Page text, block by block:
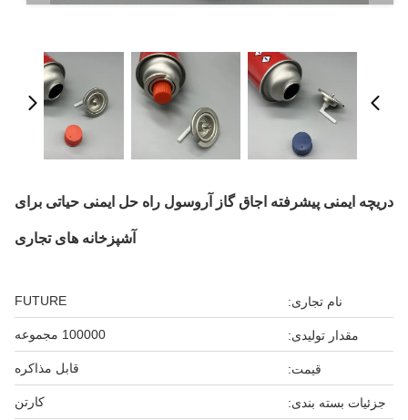
دریچه ایمنی پیشرفته اجاق گاز آروسول راه حل ایمنی حیاتی برای
آشپزخانه های تجاری
نام تجاری: FUTURE
مقدار تولیدی: 100000 مجموعه
قیمت: قابل مذاکره
جزئیات بسته بندی: کارتن